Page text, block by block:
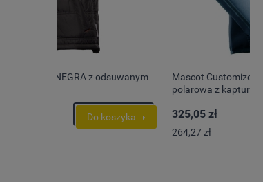
Mascot Customized 22603-681 Bluza
polarowa z kapturem i zamkiem
błyskawicznym
325,05 zł
264,27 zł
Do koszyka